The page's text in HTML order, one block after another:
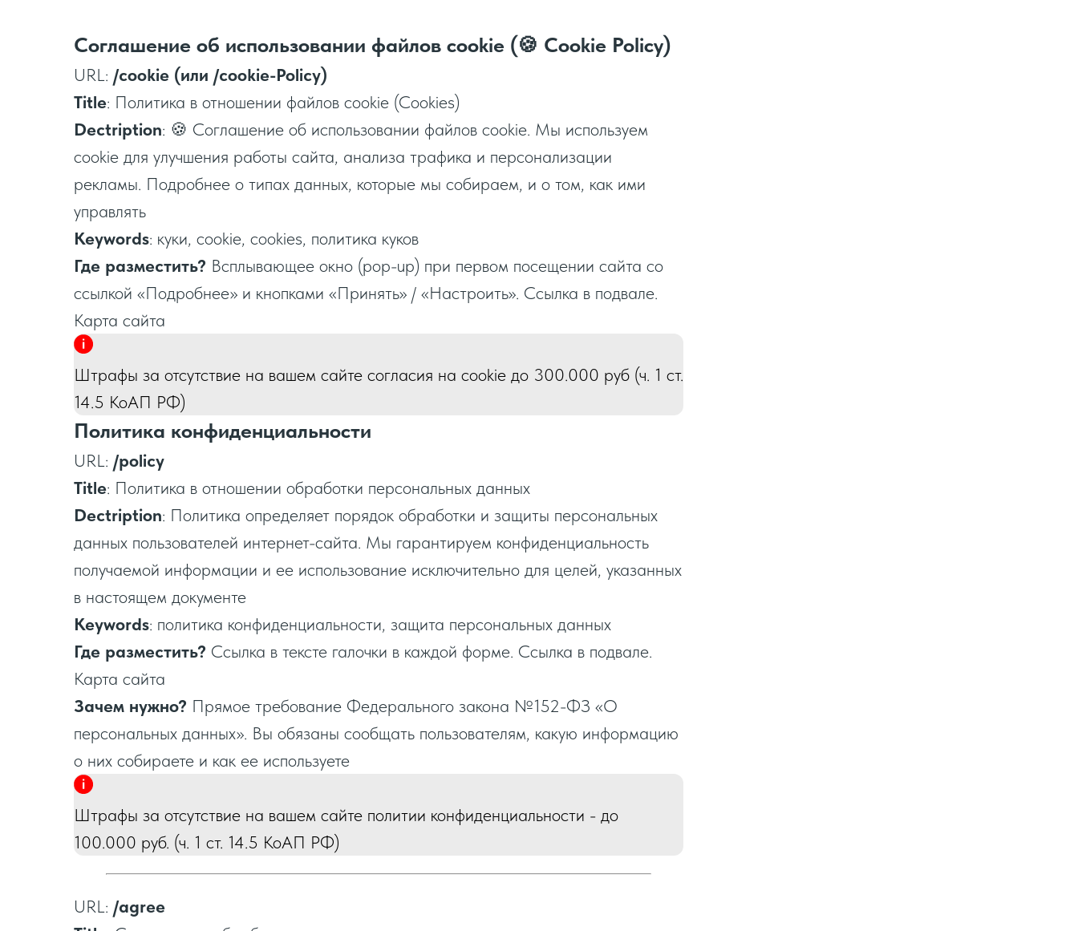
Соглашение об использовании файлов cookie (🍪 Cookie Policy)
URL: /сookie (или /сookie-Policy)
Title: Политика в отношении файлов cookie (Cookies)
Dectription: 🍪 Соглашение об использовании файлов cookie. Мы используем
cookie для улучшения работы сайта, анализа трафика и персонализации
рекламы. Подробнее о типах данных, которые мы собираем, и о том, как ими
управлять
Keywords: куки, сookie, сookies, политика куков
Где разместить? Всплывающее окно (pop-up) при первом посещении сайта со
ссылкой «Подробнее» и кнопками «Принять» / «Настроить». Ссылка в подвале.
Карта сайта
Штрафы за отсутствие на вашем сайте согласия на cookie до 300.000 руб (ч. 1 ст.
14.5 КоАП РФ)
Политика конфиденциальности
URL: /policy
Title: Политика в отношении обработки персональных данных
Dectription: Политика определяет порядок обработки и защиты персональных
данных пользователей интернет-сайта. Мы гарантируем конфиденциальность
получаемой информации и ее использование исключительно для целей, указанных
в настоящем документе
Keywords: политика конфиденциальности, защита персональных данных
Где разместить? Ссылка в тексте галочки в каждой форме. Ссылка в подвале.
Карта сайта
Зачем нужно? Прямое требование Федерального закона №152-ФЗ «О
персональных данных». Вы обязаны сообщать пользователям, какую информацию
о них собираете и как ее используете
Штрафы за отсутствие на вашем сайте политии конфиденциальности - до
100.000 руб. (ч. 1 ст. 14.5 КоАП РФ)
URL: /agree